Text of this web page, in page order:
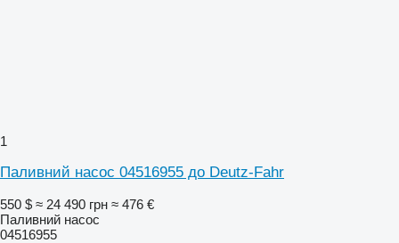
1
Паливний насос 04516955 до Deutz-Fahr
550 $ ≈ 24 490 грн ≈ 476 €
Паливний насос
04516955